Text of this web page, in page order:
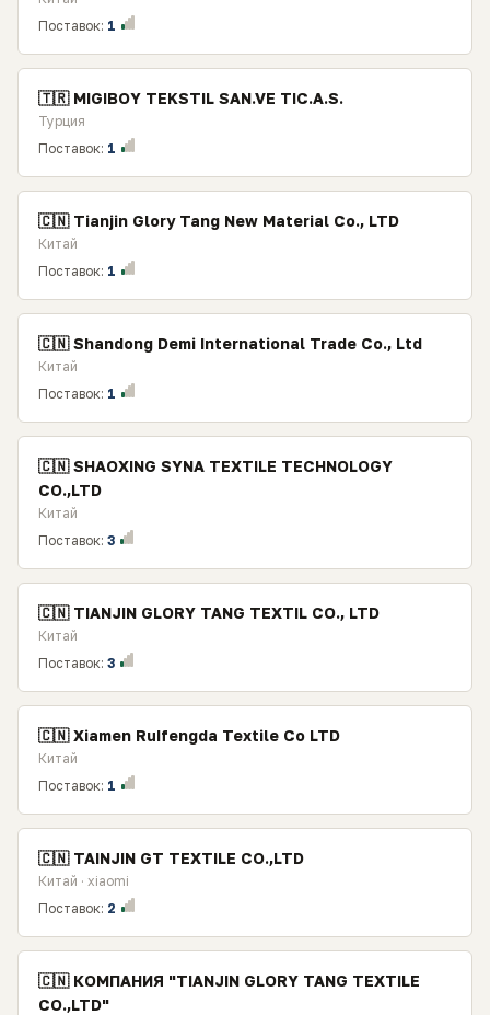
Поставок: 1
🇹🇷 MIGIBOY TEKSTIL SAN.VE TIC.A.S.
Турция
Поставок: 1
🇨🇳 Tianjin Glory Tang New Material Co., LTD
Китай
Поставок: 1
🇨🇳 Shandong Demi International Trade Co., Ltd
Китай
Поставок: 1
🇨🇳 SHAOXING SYNA TEXTILE TECHNOLOGY
CO.,LTD
Китай
Поставок: 3
🇨🇳 TIANJIN GLORY TANG TEXTIL CO., LTD
Китай
Поставок: 3
🇨🇳 Xiamen RuIfengda Textile Co LTD
Китай
Поставок: 1
🇨🇳 TAINJIN GT TEXTILE CO.,LTD
Китай · xiaomi
Поставок: 2
🇨🇳 КОМПАНИЯ "TIANJIN GLORY TANG TEXTILE
CO.,LTD"